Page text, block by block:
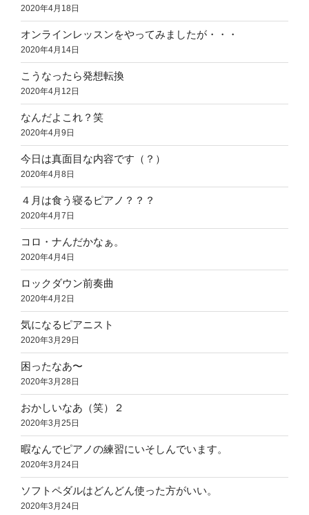
2020年4月18日
オンラインレッスンをやってみましたが・・・
2020年4月14日
こうなったら発想転換
2020年4月12日
なんだよこれ？笑
2020年4月9日
今日は真面目な内容です（？）
2020年4月8日
４月は食う寝るピアノ？？？
2020年4月7日
コロ・ナんだかなぁ。
2020年4月4日
ロックダウン前奏曲
2020年4月2日
気になるピアニスト
2020年3月29日
困ったなあ〜
2020年3月28日
おかしいなあ（笑）２
2020年3月25日
暇なんでピアノの練習にいそしんでいます。
2020年3月24日
ソフトペダルはどんどん使った方がいい。
2020年3月24日